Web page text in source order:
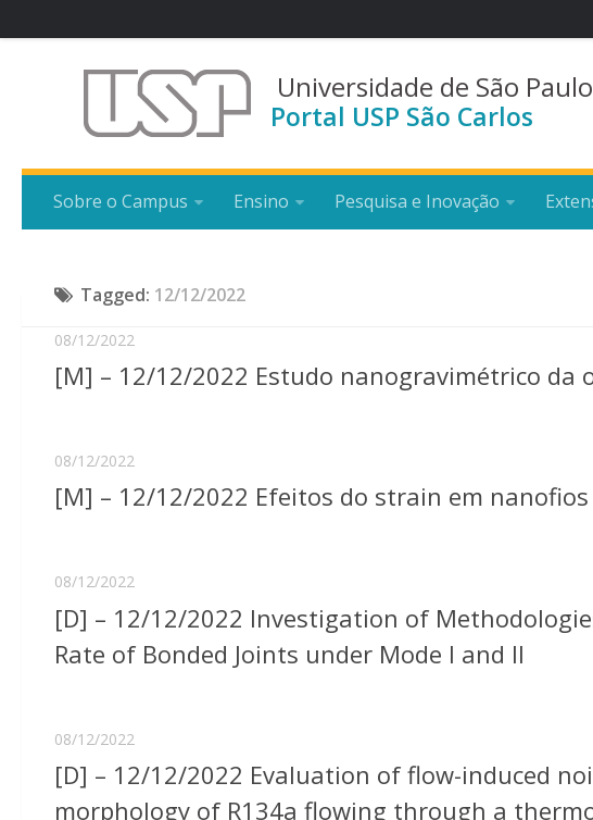
Universidade de São Paulo
Portal USP São Carlos
Sobre o Campus Ensino Pesquisa e Inovação
Tagged: 12/12/2022
08/12/2022
[M] – 12/12/2022 Estudo nanogravimétrico da
08/12/2022
[M] – 12/12/2022 Efeitos do strain em
08/12/2022
[D] – 12/12/2022 Investigation of
Rate of Bonded Joints under Mode I and II
08/12/2022
[D] – 12/12/2022 Evaluation of flow-induced
morphology of R134a flowing through a